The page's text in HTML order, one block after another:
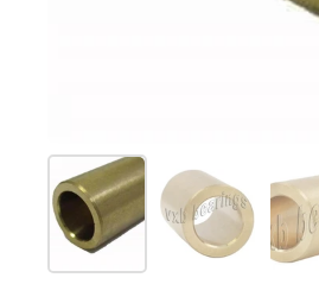
Mostrar diapositiva 1
Mostrar